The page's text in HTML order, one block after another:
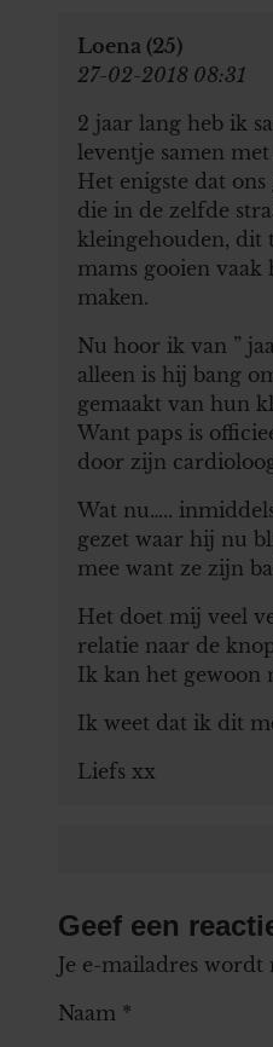
Loena (25)
27-02-2018 08:31
2 jaar lang heb ik
leventje samen
Het enigste dat
die in de zelfde
kleingehouden, dit
mams gooien
maken.
Nu hoor ik van ”
alleen is hij bang
gemaakt van hun
Want paps is
door zijn
Wat nu…..
gezet waar hij nu
mee want ze zijn
Het doet mij veel
relatie naar de
Ik kan het gewoon
Ik weet dat ik dit
Liefs xx
Geef een
Je e-mailadres wordt
Naam *